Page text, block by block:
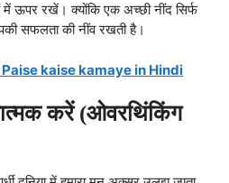
में ऊपर रखें। क्योंकि एक अच्छी नींद सिर्फ
सफलता की नींव रखती है।
kaise kamaye in Hindi
करें (ओवरथिंकिंग